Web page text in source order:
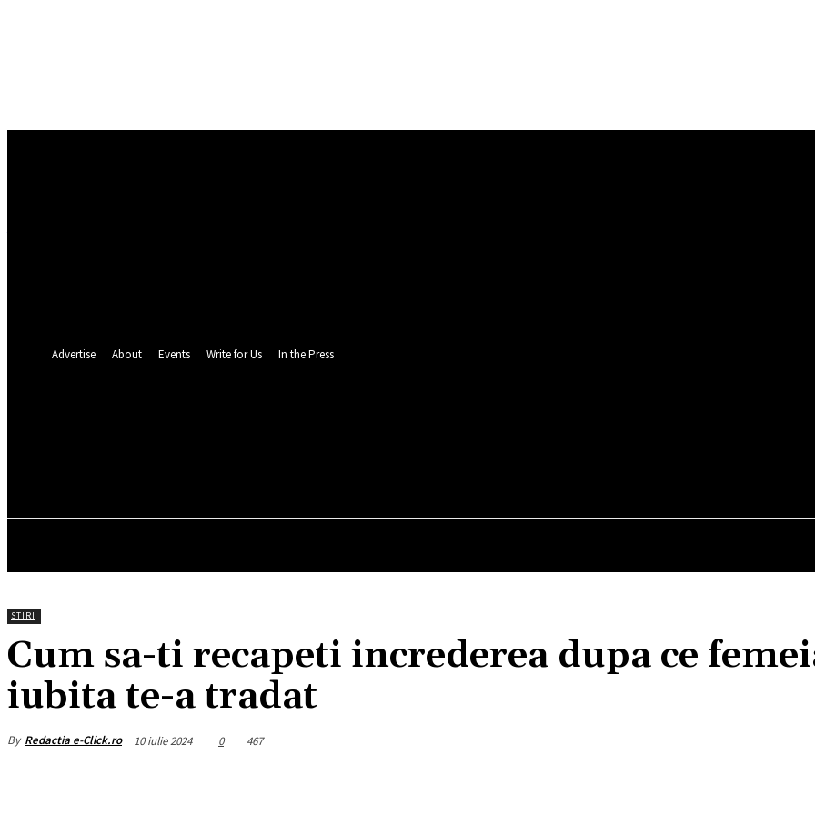
Advertise About Events Write for Us In the Press
STIRI
Cum sa-ti recapeti increderea dupa ce
iubita te-a tradat
By Redactia e-Click.ro 10 iulie 2024 0 467